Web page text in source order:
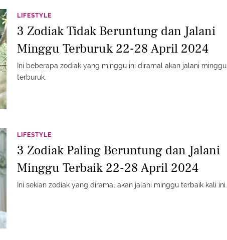
LIFESTYLE
3 Zodiak Tidak Beruntung dan Jalani
Minggu Terburuk 22-28 April 2024
Ini beberapa zodiak yang minggu ini diramal akan jalani minggu
terburuk.
LIFESTYLE
3 Zodiak Paling Beruntung dan Jalani
Minggu Terbaik 22-28 April 2024
Ini sekian zodiak yang diramal akan jalani minggu terbaik kali ini.